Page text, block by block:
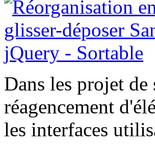
Dans les projet de
réagencement
les interfaces